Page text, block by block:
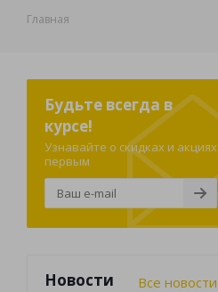
Главная
Будьте всегда в
курсе!
Узнавайте о скидках и акциях
первым
Новости Все новости